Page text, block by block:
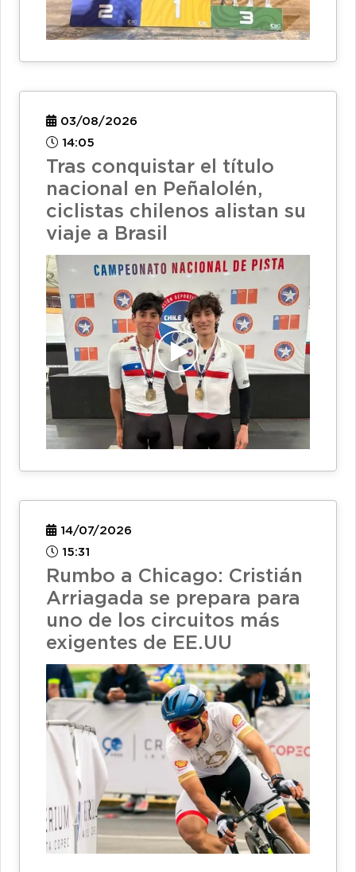
03/08/2026
14:05
Tras conquistar el título
nacional en Peñalolén,
ciclistas chilenos alistan su
viaje a Brasil
14/07/2026
15:31
Rumbo a Chicago: Cristián
Arriagada se prepara para
uno de los circuitos más
exigentes de EE.UU